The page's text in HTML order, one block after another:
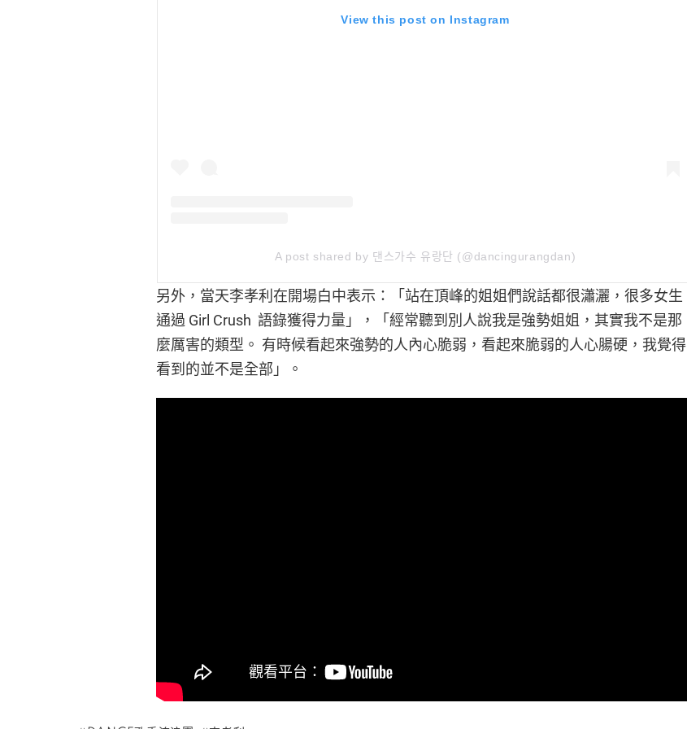
View this post on Instagram
A post shared by 댄스가수 유랑단 (@dancingurangdan)
另外，當天李孝利在開場白中表示：「站在頂峰的姐姐們說話都很瀟灑，很多女生
通過 Girl Crush 語錄獲得力量」，「經常聽到別人說我是強勢姐姐，其實我不是那
麼厲害的類型。 有時候看起來強勢的人內心脆弱，看起來脆弱的人心腸硬，我覺得
看到的並不是全部」。